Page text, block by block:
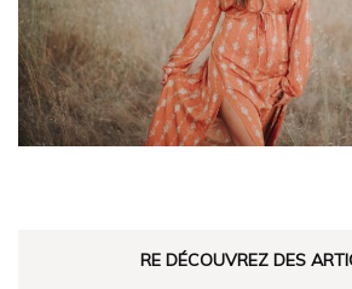
RE DÉCOUVREZ DES